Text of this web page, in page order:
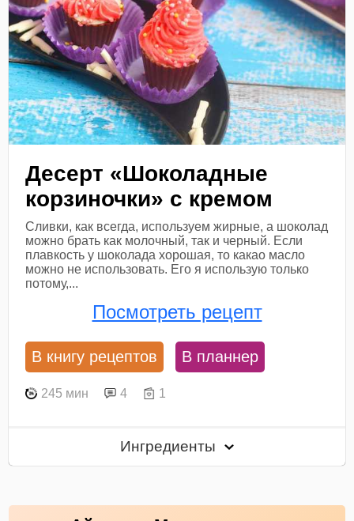
Десерт «Шоколадные
корзиночки» с кремом
Сливки, как всегда, используем жирные, а шоколад
можно брать как молочный, так и черный. Если
плавкость у шоколада хорошая, то какао масло
можно не использовать. Его я использую только
потому,...
Посмотреть рецепт
В книгу рецептов В планнер
245 мин 4 1
Ингредиенты